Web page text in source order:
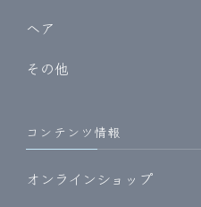
ヘア
その他
コンテンツ情報
オンラインショップ